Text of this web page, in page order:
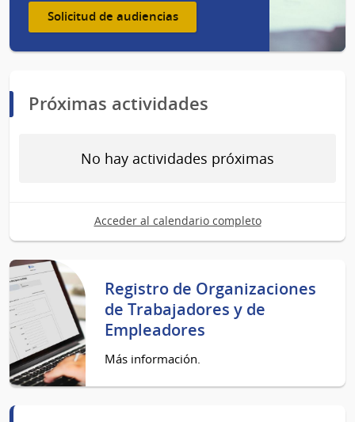
Solicitud de audiencias
Próximas actividades
No hay actividades próximas
Acceder al calendario completo
Registro de Organizaciones
de Trabajadores y de
Empleadores
Más información.